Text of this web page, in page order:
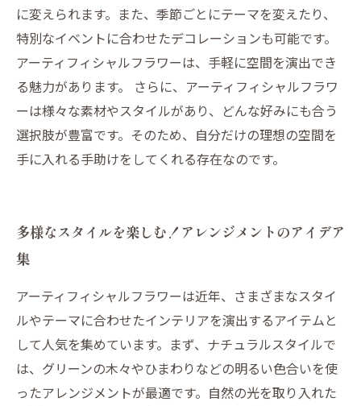
に変えられます。また、季節ごとにテーマを変えたり、
特別なイベントに合わせたデコレーションも可能です。
アーティフィシャルフラワーは、手軽に空間を演出でき
る魅力があります。 さらに、アーティフィシャルフラワ
ーは様々な素材やスタイルがあり、どんな好みにも合う
選択肢が豊富です。そのため、自分だけの理想の空間を
手に入れる手助けをしてくれる存在なのです。
多様なスタイルを楽しむ！アレンジメントのアイデア
集
アーティフィシャルフラワーは近年、さまざまなスタイ
ルやテーマに合わせたインテリアを演出するアイテムと
して人気を集めています。まず、ナチュラルスタイルで
は、グリーンの木々やひまわりなどの明るい色合いを使
ったアレンジメントが最適です。自然の光を取り入れた